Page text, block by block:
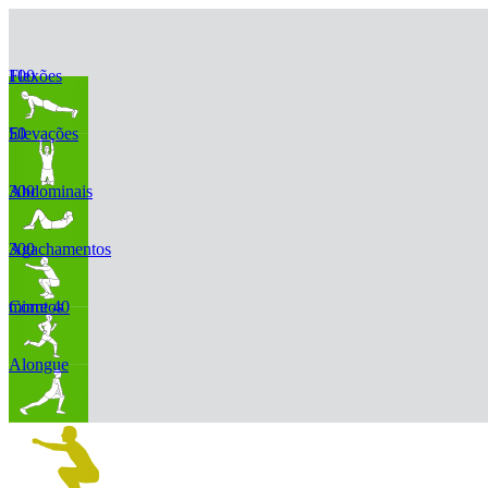
100 Flexões
50 Elevações
300 Abdominais
300 Agachamentos
Corre 40 minutos
Alongue